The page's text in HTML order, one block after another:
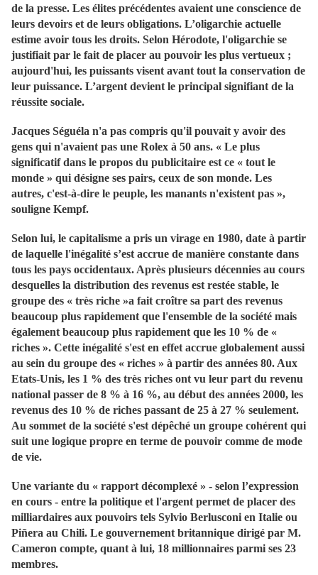
de la presse. Les élites précédentes avaient une conscience de
leurs devoirs et de leurs obligations. L’oligarchie actuelle
estime avoir tous les droits. Selon Hérodote, l'oligarchie se
justifiait par le fait de placer au pouvoir les plus vertueux ;
aujourd'hui, les puissants visent avant tout la conservation de
leur puissance. L’argent devient le principal signifiant de la
réussite sociale.
Jacques Séguéla n'a pas compris qu'il pouvait y avoir des
gens qui n'avaient pas une Rolex à 50 ans. « Le plus
significatif dans le propos du publicitaire est ce « tout le
monde » qui désigne ses pairs, ceux de son monde. Les
autres, c'est-à-dire le peuple, les manants n'existent pas »,
souligne Kempf.
Selon lui, le capitalisme a pris un virage en 1980, date à partir
de laquelle l'inégalité s’est accrue de manière constante dans
tous les pays occidentaux. Après plusieurs décennies au cours
desquelles la distribution des revenus est restée stable, le
groupe des « très riche »a fait croître sa part des revenus
beaucoup plus rapidement que l'ensemble de la société mais
également beaucoup plus rapidement que les 10 % de «
riches ». Cette inégalité s'est en effet accrue globalement aussi
au sein du groupe des « riches » à partir des années 80. Aux
Etats-Unis, les 1 % des très riches ont vu leur part du revenu
national passer de 8 % à 16 %, au début des années 2000, les
revenus des 10 % de riches passant de 25 à 27 % seulement.
Au sommet de la société s'est dépêché un groupe cohérent qui
suit une logique propre en terme de pouvoir comme de mode
de vie.
Une variante du « rapport décomplexé » - selon l’expression
en cours - entre la politique et l'argent permet de placer des
milliardaires aux pouvoirs tels Sylvio Berlusconi en Italie ou
Piñera au Chili. Le gouvernement britannique dirigé par M.
Cameron compte, quant à lui, 18 millionnaires parmi ses 23
membres.